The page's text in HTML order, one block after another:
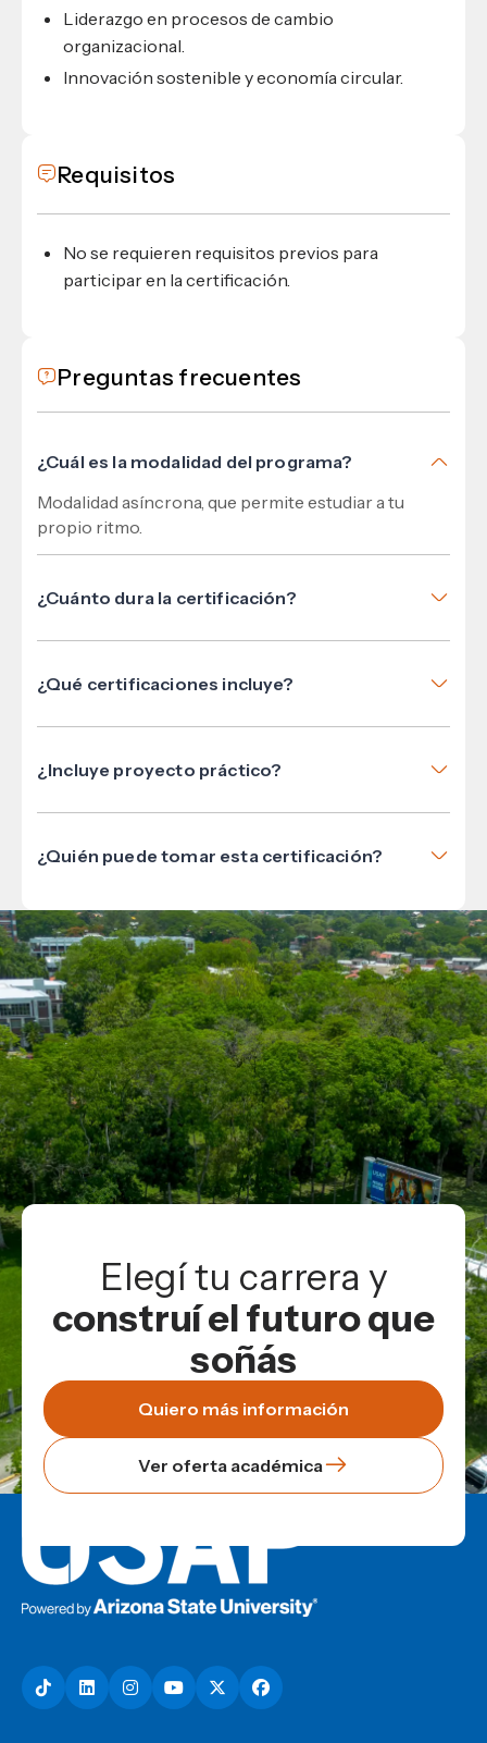
Liderazgo en procesos de cambio
organizacional.
Innovación sostenible y economía circular.
Requisitos
No se requieren requisitos previos para
participar en la certificación.
Preguntas frecuentes
¿Cuál es la modalidad del programa?
Modalidad asíncrona, que permite estudiar a tu
propio ritmo.
¿Cuánto dura la certificación?
Tiene una duración total aproximada de60 horas,
¿Qué certificaciones incluye?
Certificados deUSAP / DUX, LinkedIn Learning,
¿Incluye proyecto práctico?
Sí, el participante desarrolla un proyecto de
¿Quién puede tomar esta certificación?
personas interesadas en sostenibilidad y RSE.
Elegí tu carrera y
construí el futuro que
soñás
Quiero más información
Ver oferta académica